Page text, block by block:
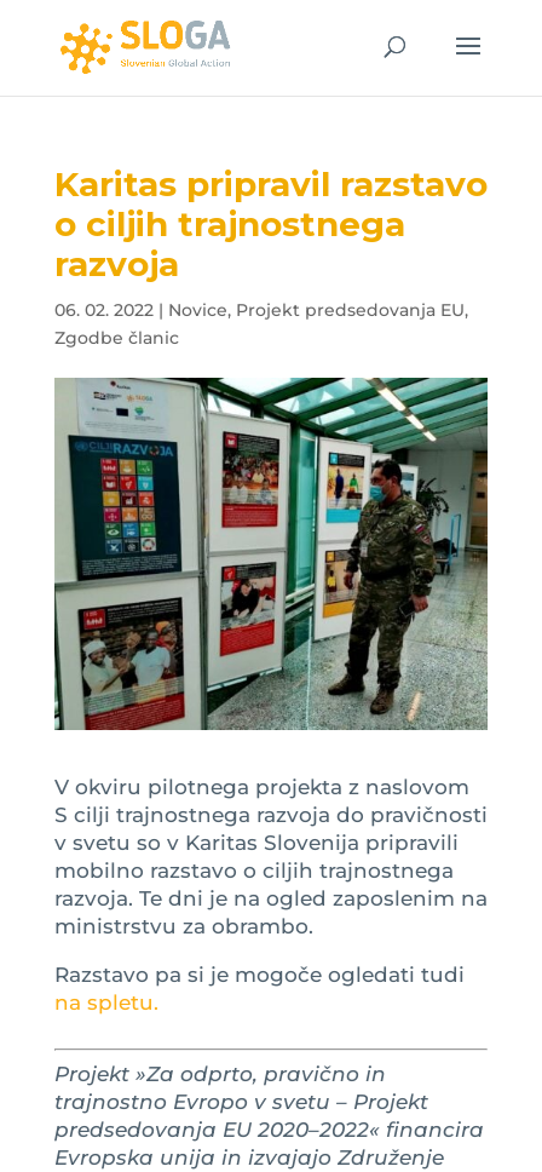
Karitas pripravil razstavo
o ciljih trajnostnega
razvoja
06. 02. 2022| Novice, Projekt predsedovanja EU,
Zgodbe članic
V okviru pilotnega projekta z naslovom
S cilji trajnostnega razvoja do pravičnosti
v svetu so v Karitas Slovenija pripravili
mobilno razstavo o ciljih trajnostnega
razvoja. Te dni je na ogled zaposlenim na
ministrstvu za obrambo.
Razstavo pa si je mogoče ogledati tudi
na spletu.
Projekt »Za odprto, pravično in
trajnostno Evropo v svetu – Projekt
predsedovanja EU 2020–2022« financira
Evropska unija in izvajajo Združenje